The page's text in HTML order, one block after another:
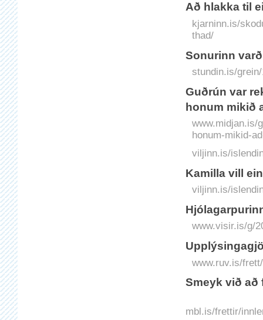
Að hlakka til
kjarninn.is/
thad/
Sonurinn
stundin.is/
Guðrún var
hon­um mikið
www.midjan.is/
honum-mikid-
viljinn.is/
Kamilla vill
viljinn.is/
www.visir.is/g/
www.ruv.is/
Smeyk við að
mbl.is/frettir/